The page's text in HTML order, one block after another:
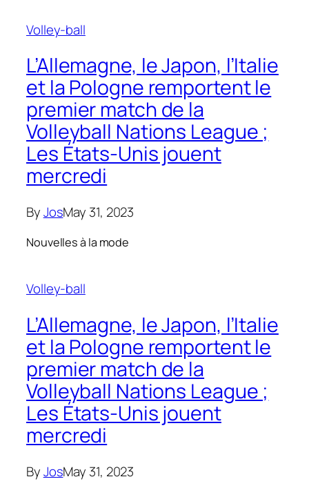
Volley-ball
L’Allemagne, le Japon, l’Italie
et la Pologne remportent le
premier match de la
Volleyball Nations League ;
Les États-Unis jouent
mercredi
ByJosMay 31, 2023
Nouvelles à la mode
Volley-ball
L’Allemagne, le Japon, l’Italie
et la Pologne remportent le
premier match de la
Volleyball Nations League ;
Les États-Unis jouent
mercredi
ByJosMay 31, 2023